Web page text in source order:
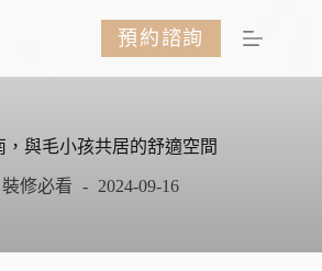
預約諮詢
，與毛小孩共居的舒適空間
裝修必看 2024-09-16